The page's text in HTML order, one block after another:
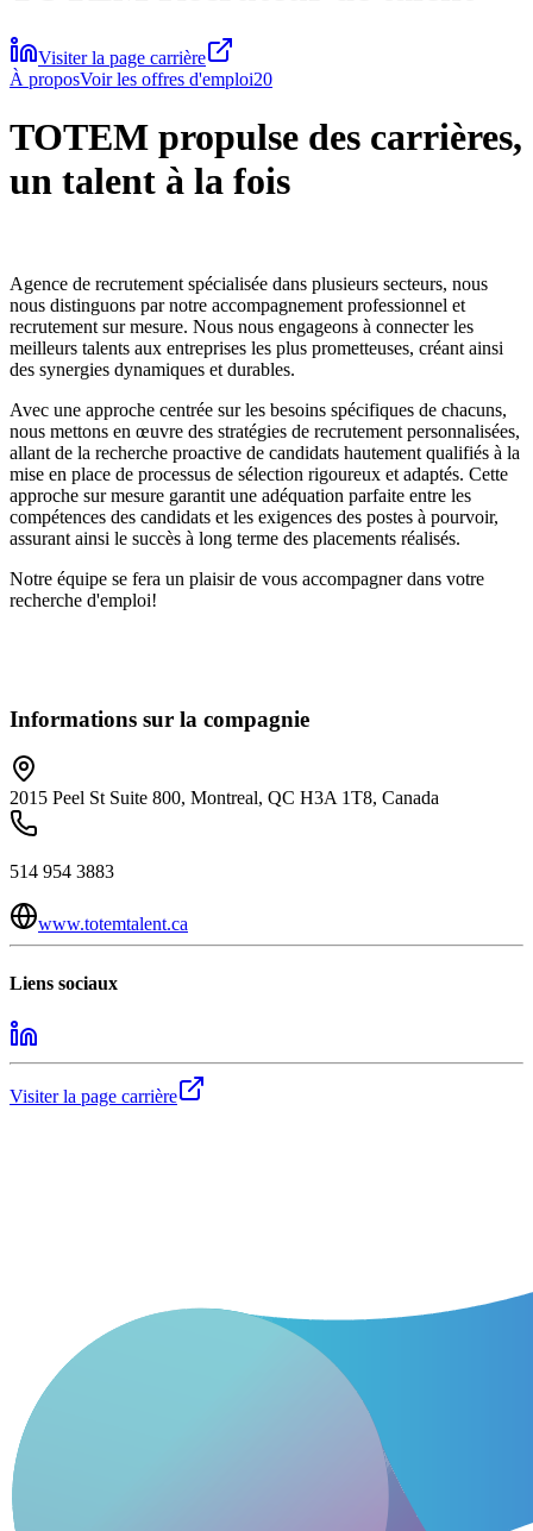
Visiter la page carrière
À proposVoir les offres d'emploi20
TOTEM propulse des carrières,
un talent à la fois
Agence de recrutement spécialisée dans plusieurs secteurs, nous
nous distinguons par notre accompagnement professionnel et
recrutement sur mesure. Nous nous engageons à connecter les
meilleurs talents aux entreprises les plus prometteuses, créant ainsi
des synergies dynamiques et durables.
Avec une approche centrée sur les besoins spécifiques de chacuns,
nous mettons en œuvre des stratégies de recrutement personnalisées,
allant de la recherche proactive de candidats hautement qualifiés à la
mise en place de processus de sélection rigoureux et adaptés. Cette
approche sur mesure garantit une adéquation parfaite entre les
compétences des candidats et les exigences des postes à pourvoir,
assurant ainsi le succès à long terme des placements réalisés.
Notre équipe se fera un plaisir de vous accompagner dans votre
recherche d'emploi!
Informations sur la compagnie
2015 Peel St Suite 800, Montreal, QC H3A 1T8, Canada
514 954 3883
www.totemtalent.ca
Liens sociaux
Visiter la page carrière